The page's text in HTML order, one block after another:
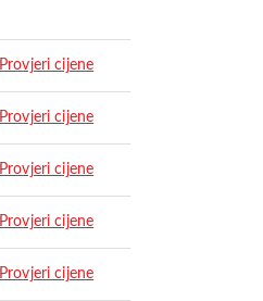
Provjeri cijene
Provjeri cijene
Provjeri cijene
Provjeri cijene
Provjeri cijene